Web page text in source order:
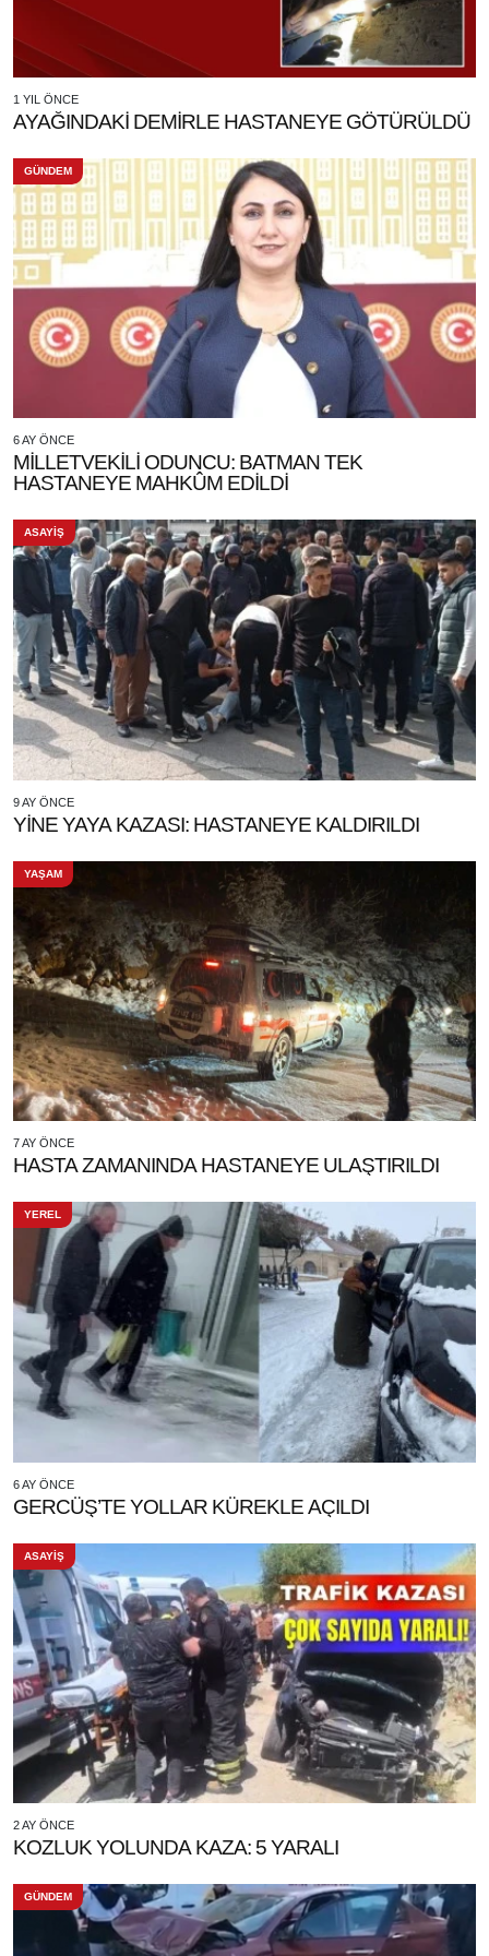
1 YIL ÖNCE
AYAĞINDAKİ DEMİRLE HASTANEYE GÖTÜRÜLDÜ
GÜNDEM
6 AY ÖNCE
MİLLETVEKİLİ ODUNCU: BATMAN TEK
HASTANEYE MAHKÛM EDİLDİ
ASAYİŞ
9 AY ÖNCE
YİNE YAYA KAZASI: HASTANEYE KALDIRILDI
YAŞAM
7 AY ÖNCE
HASTA ZAMANINDA HASTANEYE ULAŞTIRILDI
YEREL
6 AY ÖNCE
GERCÜŞ’TE YOLLAR KÜREKLE AÇILDI
ASAYİŞ
2 AY ÖNCE
KOZLUK YOLUNDA KAZA: 5 YARALI
GÜNDEM